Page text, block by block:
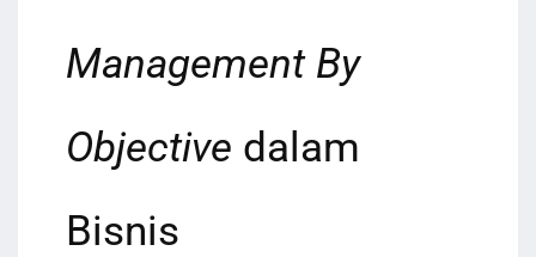
Management By
Objective dalam
Bisnis